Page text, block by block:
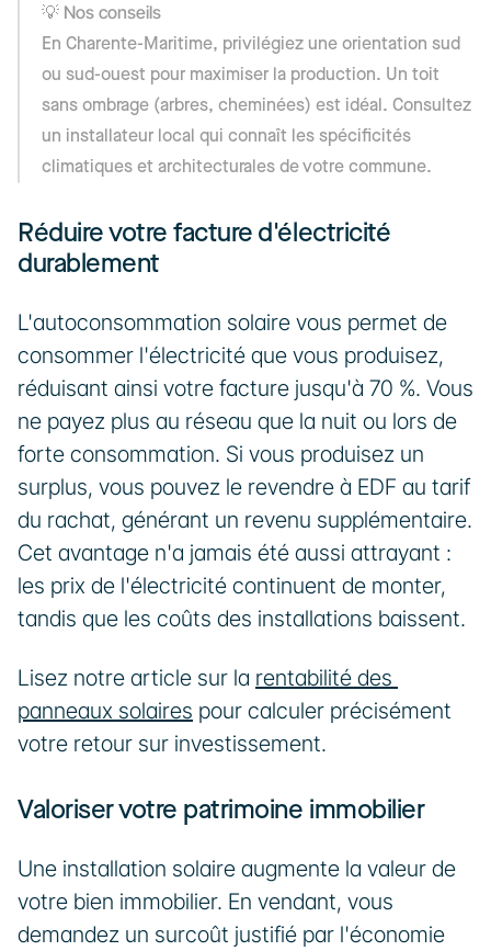
💡 Nos conseils
En Charente-Maritime, privilégiez une orientation sud
ou sud-ouest pour maximiser la production. Un toit
sans ombrage (arbres, cheminées) est idéal. Consultez
un installateur local qui connaît les spécificités
climatiques et architecturales de votre commune.
Réduire votre facture d'électricité
durablement
L'autoconsommation solaire vous permet de
consommer l'électricité que vous produisez,
réduisant ainsi votre facture jusqu'à 70 %. Vous
ne payez plus au réseau que la nuit ou lors de
forte consommation. Si vous produisez un
surplus, vous pouvez le revendre à EDF au tarif
du rachat, générant un revenu supplémentaire.
Cet avantage n'a jamais été aussi attrayant :
les prix de l'électricité continuent de monter,
tandis que les coûts des installations baissent.
Lisez notre article sur la rentabilité des
panneaux solaires pour calculer précisément
votre retour sur investissement.
Valoriser votre patrimoine immobilier
Une installation solaire augmente la valeur de
votre bien immobilier. En vendant, vous
demandez un surcoût justifié par l'économie